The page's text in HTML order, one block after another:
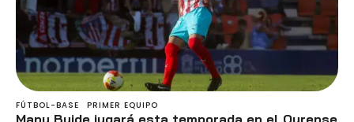
FÚTBOL-BASE PRIMER EQUIPO
Manu Buide jugará esta temporada en el Ourense